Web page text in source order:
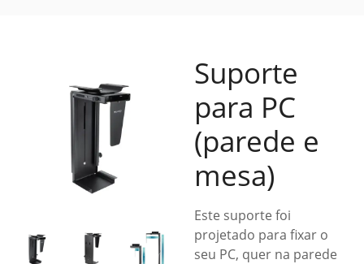
Suporte
para PC
(parede e
mesa)
Este suporte foi
projetado para fixar o
seu PC, quer na parede